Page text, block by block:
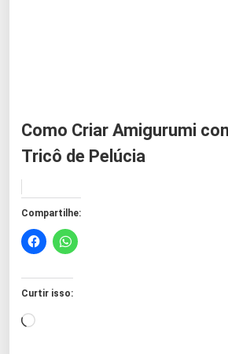
Como Criar Amigurumi
Tricô de Pelúcia
Compartilhe:
Curtir isso:
C